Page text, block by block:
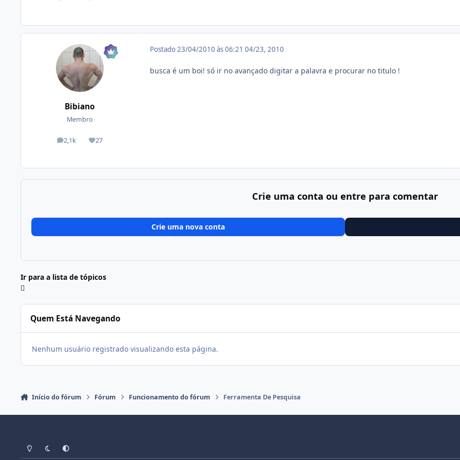
Bibiano
Membro
2,1k
posts 27
Reputação
Postado23/04/2010 às 06:21 04/23, 2010
busca é um boi! só ir no avançado digitar a palavra e procurar no titulo !
Crie uma conta ou entre para comentar
Crie uma nova conta
Ir para a lista de tópicos
Quem Está Navegando
Nenhum usuário registrado visualizando esta página.
Início do fórum Fórum Funcionamento do fórum Ferramenta De Pesquisa
Modo ClaroModo EscuroPreferência do Sistema